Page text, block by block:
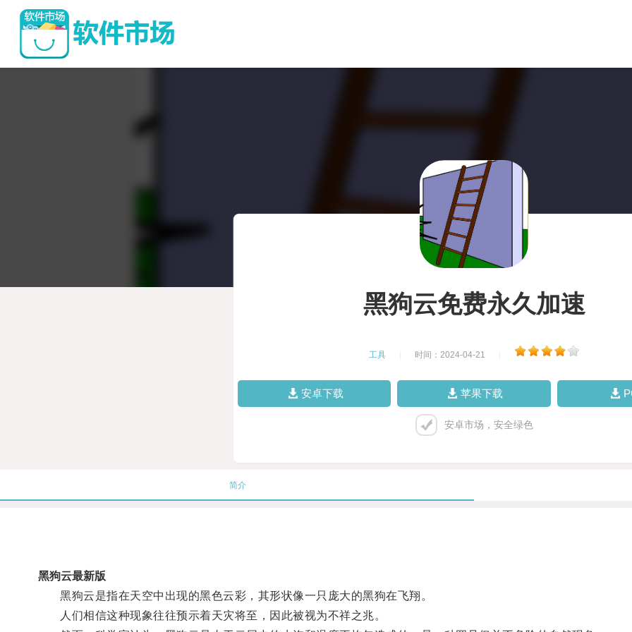
黑狗云免费永久加速
工具 时间：2024-04-21
安卓下载 苹果下载
安卓市场，安全绿色
简介
黑狗云最新版
黑狗云是指在天空中出现的黑色云彩，其形状像一只庞大的黑狗在飞翔。
人们相信这种现象往往预示着天灾将至，因此被视为不祥之兆。